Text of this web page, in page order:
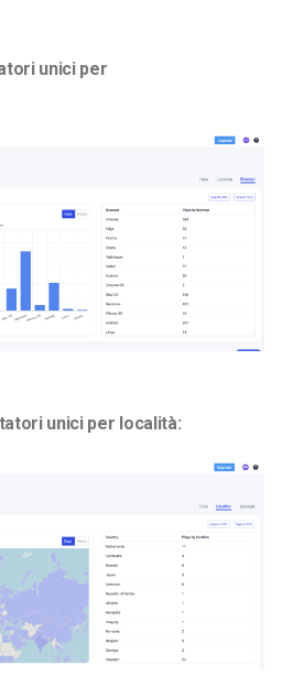
unici per
unici per località: